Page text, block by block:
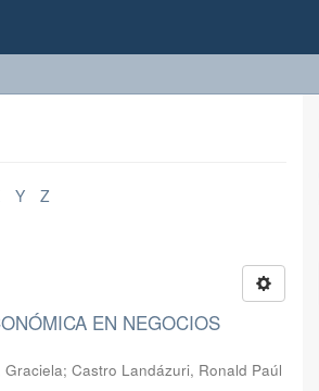
Y
Z
EN NEGOCIOS
Graciela; Castro Landázuri, Ronald Paúl